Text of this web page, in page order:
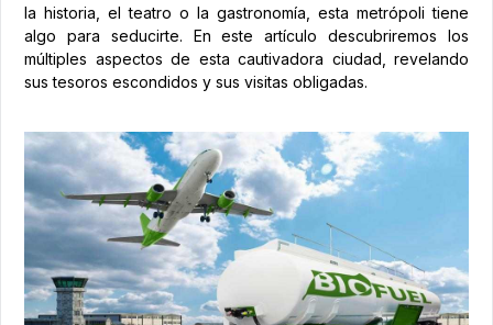
la historia, el teatro o la gastronomía, esta metrópoli tiene
algo para seducirte. En este artículo descubriremos los
múltiples aspectos de esta cautivadora ciudad, revelando
sus tesoros escondidos y sus visitas obligadas.